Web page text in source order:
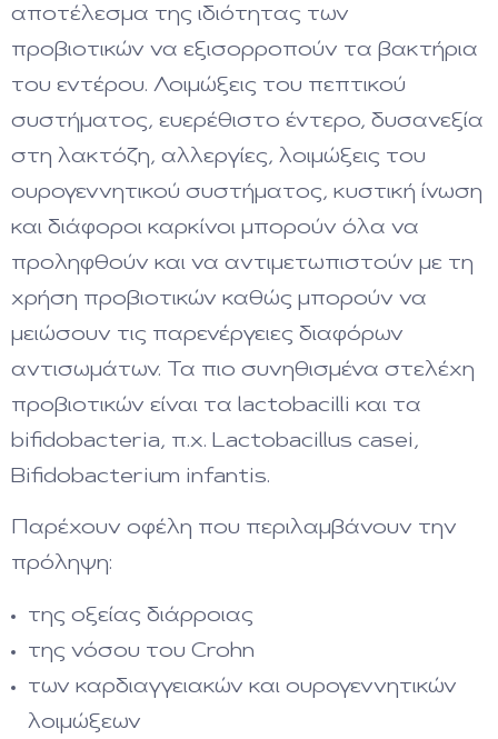
αποτέλεσμα της ιδιότητας των
προβιοτικών να εξισορροπούν τα βακτήρια
του εντέρου. Λοιμώξεις του πεπτικού
συστήματος, ευερέθιστο έντερο, δυσανεξία
στη λακτόζη, αλλεργίες, λοιμώξεις του
ουρογεννητικού συστήματος, κυστική ίνωση
και διάφοροι καρκίνοι μπορούν όλα να
προληφθούν και να αντιμετωπιστούν με τη
χρήση προβιοτικών καθώς μπορούν να
μειώσουν τις παρενέργειες διαφόρων
αντισωμάτων. Τα πιο συνηθισμένα στελέχη
προβιοτικών είναι τα lactobacilli και τα
bifidobacteria, π.χ. Lactobacillus casei,
Bifidobacterium infantis.
Παρέχουν οφέλη που περιλαμβάνουν την
πρόληψη:
της οξείας διάρροιας
της νόσου του Crohn
των καρδιαγγειακών και ουρογεννητικών
λοιμώξεων